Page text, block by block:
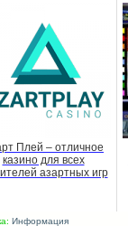
Плей – отличное
казино для всех
азартных игр
Информация